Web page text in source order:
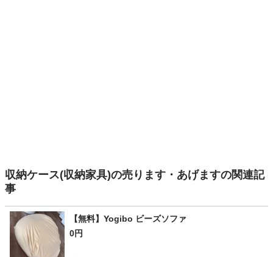
収納ケース(収納家具)の売ります・あげますの関連記
事
【無料】Yogibo ビーズソファ
0円